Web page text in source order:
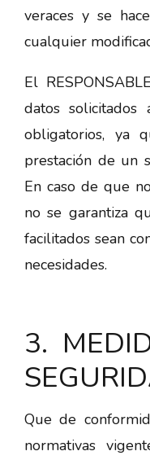
veraces y se
cualquier
El
datos
obligatorios, ya
prestación de un
En caso de que
no se garantiza
facilitados sean
necesidades.
3.
Que de
normativas